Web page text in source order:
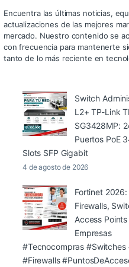
Encuentra las últimas noticias,
actualizaciones de las mejores
mercado. Nuestro contenido se
con frecuencia para mantenerte
tanto de lo más reciente en
Switch
L2+ TP-Link
SG3428MP:
Puertos PoE
Slots SFP Gigabit
4 de agosto de 2026
Fortinet 2026:
Firewalls,
Access
Empresas
#Tecnocompras #Switches
#Firewalls